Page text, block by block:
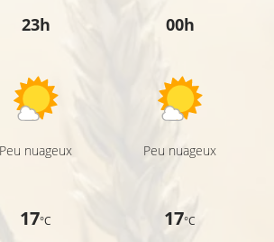
23h
Peu nuageux
17°C
00h
Peu nuageux
17°C